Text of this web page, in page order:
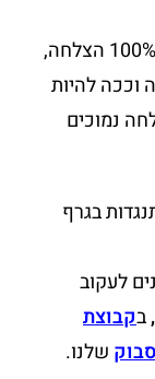
וככה להיות
נמוכים
בגרף
לעקוב
,בקבוצת
שלנו.